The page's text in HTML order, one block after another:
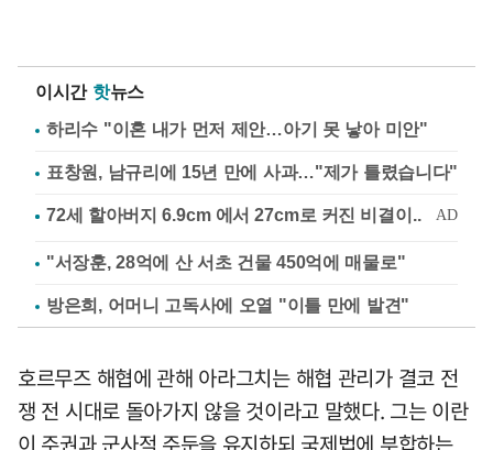
이시간 핫뉴스
하리수 "이혼 내가 먼저 제안…아기 못 낳아 미안"
표창원, 남규리에 15년 만에 사과…"제가 틀렸습니다"
"서장훈, 28억에 산 서초 건물 450억에 매물로"
방은희, 어머니 고독사에 오열 "이틀 만에 발견"
호르무즈 해협에 관해 아라그치는 해협 관리가 결코 전
쟁 전 시대로 돌아가지 않을 것이라고 말했다. 그는 이란
이 주권과 군사적 주둔을 유지하되 국제법에 부합하는